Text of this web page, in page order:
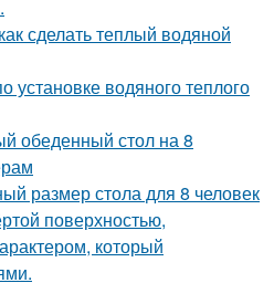
сделать теплый водяной
установке водяного теплого
обеденный стол на 8
размер стола для 8 человек
поверхностью,
который